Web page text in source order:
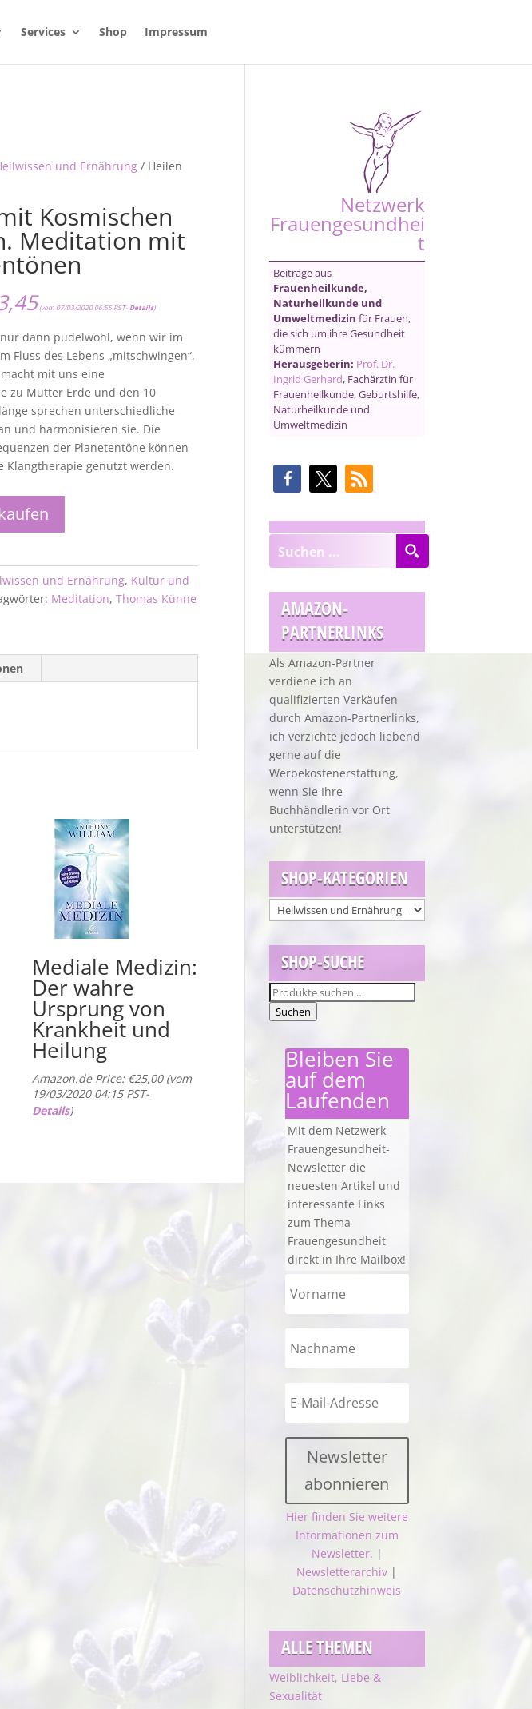
Services Shop Impressum
und Ernährung/ Heilen
Kosmischen
Meditation mit
(vom 07/03/2020 06:55 PST- Details)
dann pudelwohl, wenn wir im
Fluss des Lebens „mitschwingen“.
mit uns eine
zu Mutter Erde und den 10
sprechen unterschiedliche
und harmonisieren sie. Die
der Planetentöne können
Klangtherapie genutzt werden.
und Ernährung, Kultur und
Meditation,Thomas Künne
Mediale Medizin:
Der wahre
Ursprung von
Krankheit und
Heilung
Amazon.de Price: €25,00(vom
19/03/2020 04:15 PST-
Details)
Netzwerk
Frauengesundhei
t
Beiträge aus
Frauenheilkunde,
Naturheilkunde und
Umweltmedizin für Frauen,
die sich um ihre Gesundheit
kümmern
Herausgeberin: Prof. Dr.
Ingrid Gerhard, Fachärztin für
Frauenheilkunde, Geburtshilfe,
Naturheilkunde und
Umweltmedizin
AMAZON-
PARTNERLINKS
Als Amazon-Partner
verdiene ich an
qualifizierten Verkäufen
durch Amazon-Partnerlinks,
ich verzichte jedoch liebend
gerne auf die
Werbekostenerstattung,
wenn Sie Ihre
Buchhändlerin vor Ort
unterstützen!
SHOP-KATEGORIEN
SHOP-SUCHE
Suchen
nach:
Suchen
Bleiben Sie
auf dem
Laufenden
Mit dem Netzwerk
Frauengesundheit-
Newsletter die
neuesten Artikel und
interessante Links
zum Thema
Frauengesundheit
direkt in Ihre Mailbox!
Newsletter
abonnieren
Hier finden Sie weitere
Informationen zum
Newsletter. |
Newsletterarchiv |
Datenschutzhinweis
ALLE THEMEN
Weiblichkeit, Liebe &
Sexualität